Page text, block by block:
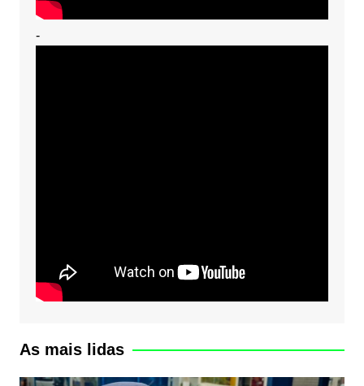
-
As mais lidas